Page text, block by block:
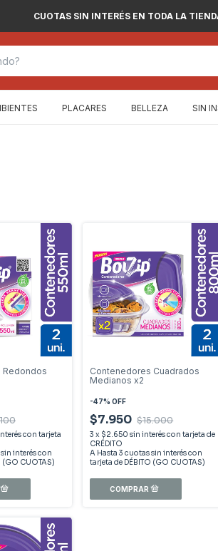
CUOTAS SIN INTERÉS EN TODA LA
PLACARES BELLEZA SIN
Redondos
Contenedores Cuadrados
Medianos x2
-47%OFF
$7.950 $15.000
3 x $2.650 sin interés